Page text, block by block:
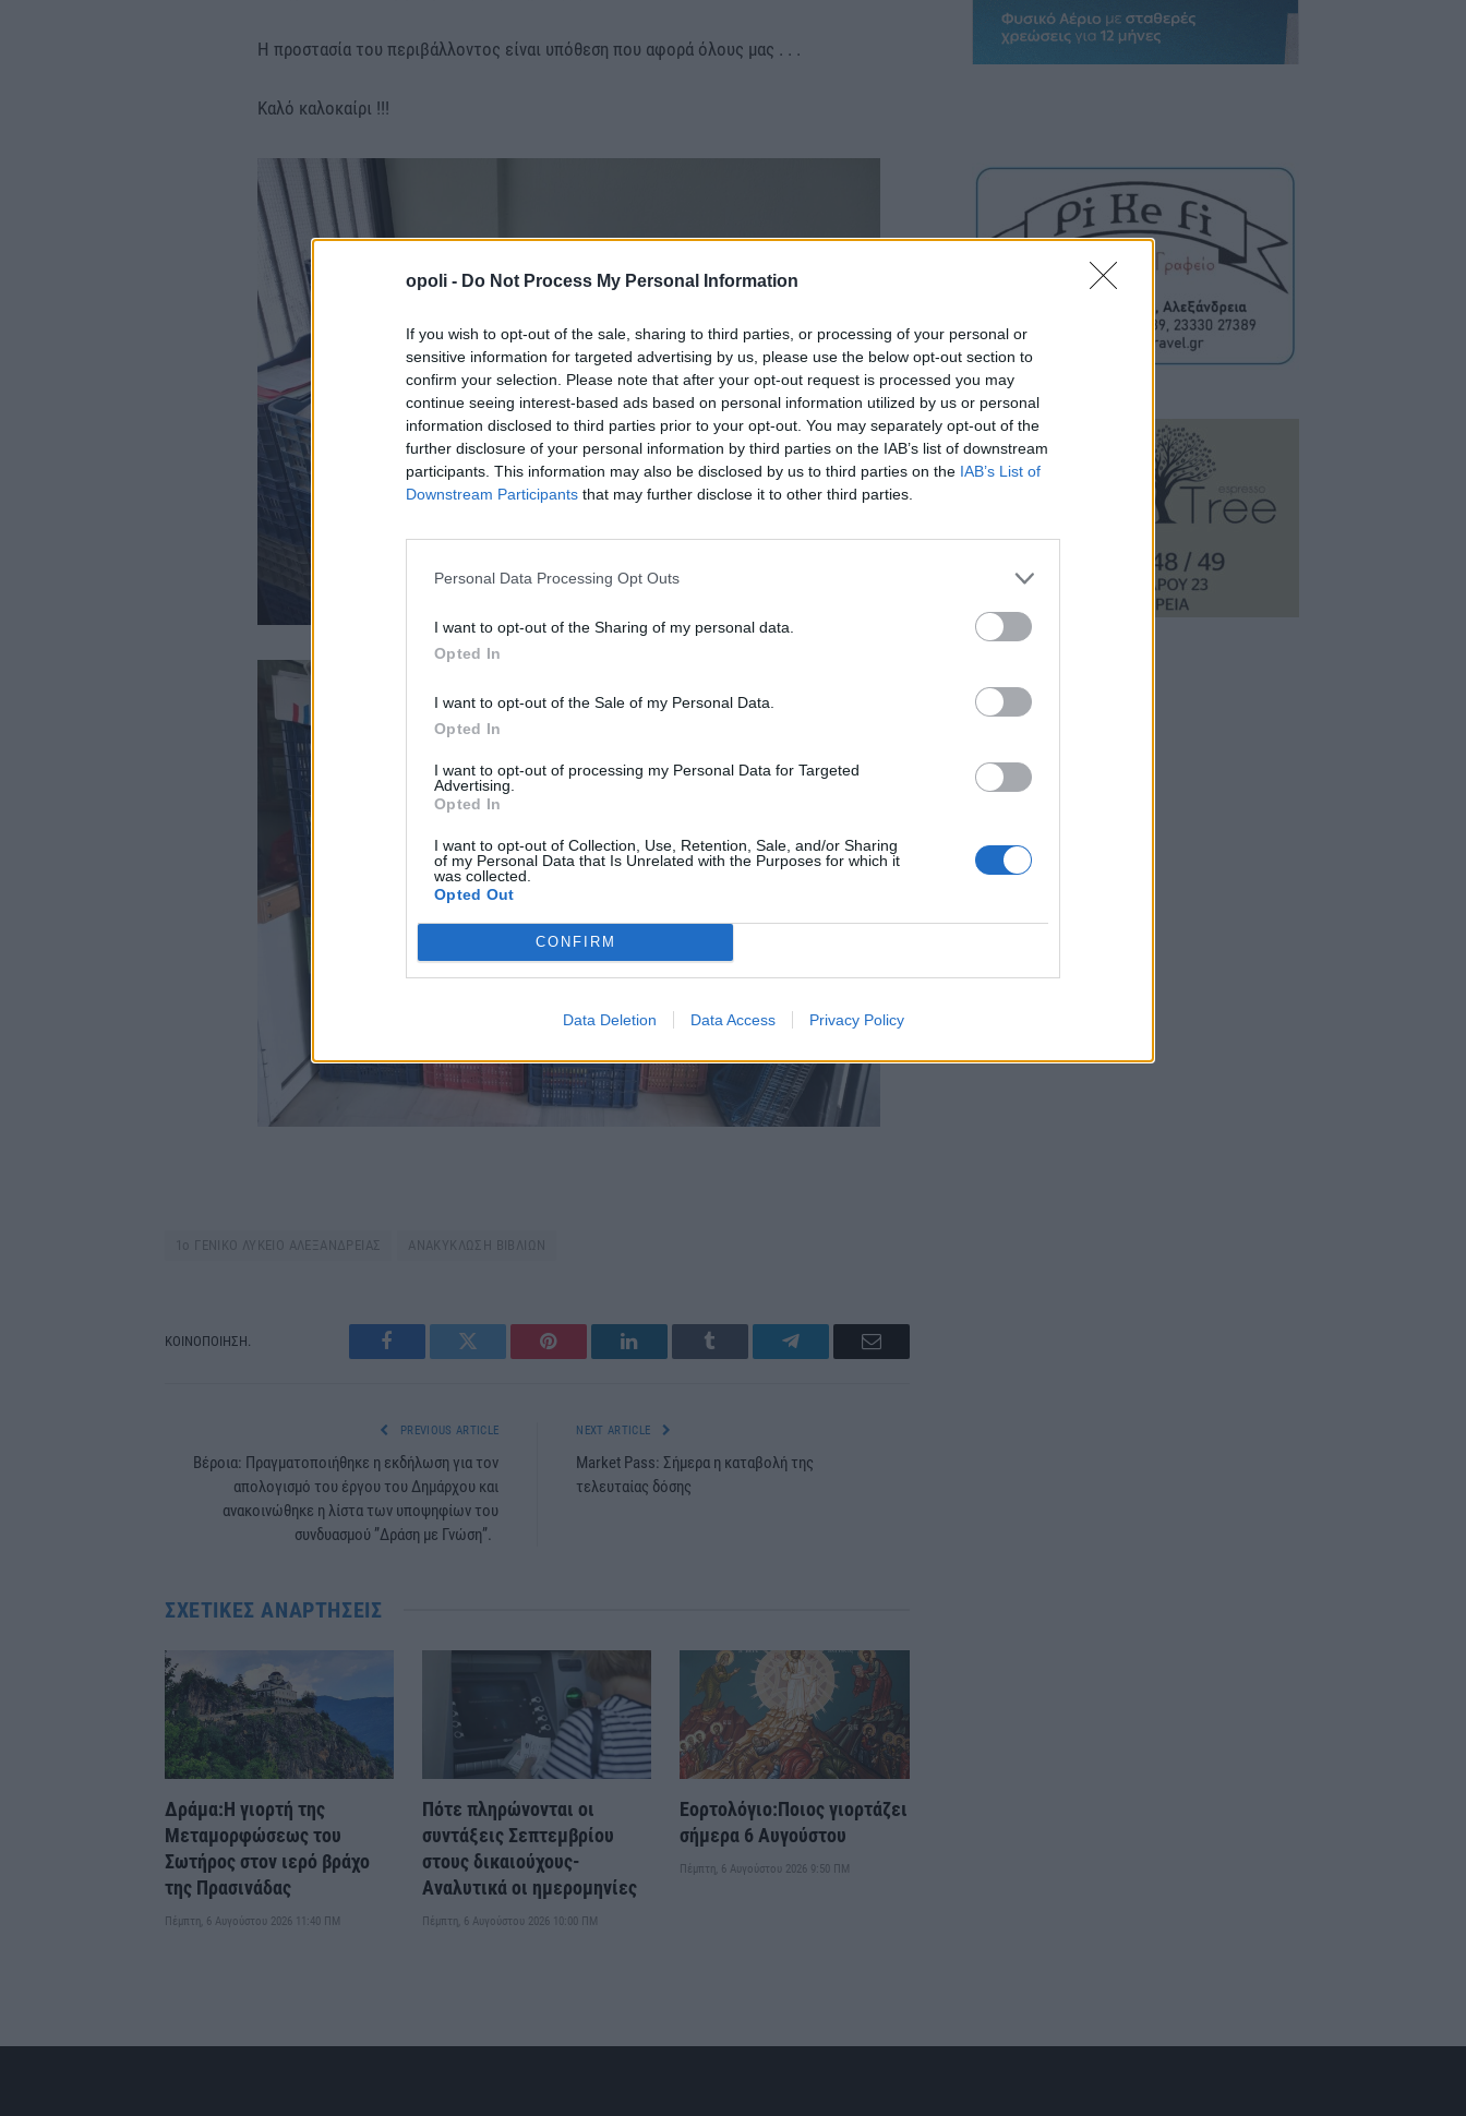
opoli - Do Not Process My Personal Information
If you wish to opt-out of the sale, sharing to third parties, or processing of your personal or
sensitive information for targeted advertising by us, please use the below opt-out section to
confirm your selection. Please note that after your opt-out request is processed you may
continue seeing interest-based ads based on personal information utilized by us or personal
information disclosed to third parties prior to your opt-out. You may separately opt-out of the
further disclosure of your personal information by third parties on the IAB’s list of downstream
participants. This information may also be disclosed by us to third parties on the IAB’s List of
Downstream Participants that may further disclose it to other third parties.
Personal Data Processing Opt Outs
I want to opt-out of the Sharing of my personal data.
Opted In
I want to opt-out of the Sale of my Personal Data.
Opted In
I want to opt-out of processing my Personal Data for Targeted
Advertising.
Opted In
I want to opt-out of Collection, Use, Retention, Sale, and/or Sharing
of my Personal Data that Is Unrelated with the Purposes for which it
was collected.
Opted Out
CONFIRM
Data Deletion Data Access Privacy Policy
Η προστασία του περιβάλλοντος είναι υπόθεση που αφορά όλους μας . . .
Καλό καλοκαίρι !!!
1ο ΓΕΝΙΚΟ ΛΥΚΕΙΟ ΑΛΕΞΑΝΔΡΕΙΑΣ ΑΝΑΚΥΚΛΩΣΗ ΒΙΒΛΙΩΝ
ΚΟΙΝΟΠΟΙΗΣΗ.
Facebook Twitter Pinterest LinkedIn Tumblr Telegram Email
PREVIOUS ARTICLE
Βέροια: Πραγματοποιήθηκε η εκδήλωση για τον
απολογισμό του έργου του Δημάρχου και
ανακοινώθηκε η λίστα των υποψηφίων του
συνδυασμού ”Δράση με Γνώση”.
NEXT ARTICLE
Market Pass: Σήμερα η καταβολή της
τελευταίας δόσης
ΣΧΕΤΙΚΈΣ ΑΝΑΡΤΉΣΕΙΣ
Δράμα:Η γιορτή της
Μεταμορφώσεως του
Σωτήρος στον ιερό βράχο
της Πρασινάδας
Πέμπτη, 6 Αυγούστου 2026 11:40 ΠΜ
Πότε πληρώνονται οι
συντάξεις Σεπτεμβρίου
στους δικαιούχους-
Αναλυτικά οι ημερομηνίες
Πέμπτη, 6 Αυγούστου 2026 10:00 ΠΜ
Εορτολόγιο:Ποιος γιορτάζει
σήμερα 6 Αυγούστου
Πέμπτη, 6 Αυγούστου 2026 9:50 ΠΜ